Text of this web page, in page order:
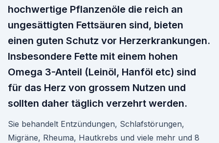
hochwertige Pflanzenöle die reich an
ungesättigten Fettsäuren sind, bieten
einen guten Schutz vor Herzerkrankungen.
Insbesondere Fette mit einem hohen
Omega 3-Anteil (Leinöl, Hanföl etc) sind
für das Herz von grossem Nutzen und
sollten daher täglich verzehrt werden.
Sie behandelt Entzündungen, Schlafstörungen,
Migräne, Rheuma, Hautkrebs und viele mehr und 8